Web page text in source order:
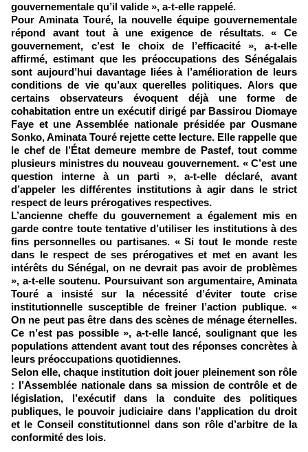
gouvernementale qu’il valide », a-t-elle rappelé.
Pour Aminata Touré, la nouvelle équipe gouvernementale
répond avant tout à une exigence de résultats. « Ce
gouvernement, c’est le choix de l’efficacité », a-t-elle
affirmé, estimant que les préoccupations des Sénégalais
sont aujourd’hui davantage liées à l’amélioration de leurs
conditions de vie qu’aux querelles politiques. Alors que
certains observateurs évoquent déjà une forme de
cohabitation entre un exécutif dirigé par Bassirou Diomaye
Faye et une Assemblée nationale présidée par Ousmane
Sonko, Aminata Touré rejette cette lecture. Elle rappelle que
le chef de l’État demeure membre de Pastef, tout comme
plusieurs ministres du nouveau gouvernement. « C’est une
question interne à un parti », a-t-elle déclaré, avant
d’appeler les différentes institutions à agir dans le strict
respect de leurs prérogatives respectives.
L’ancienne cheffe du gouvernement a également mis en
garde contre toute tentative d’utiliser les institutions à des
fins personnelles ou partisanes. « Si tout le monde reste
dans le respect de ses prérogatives et met en avant les
intérêts du Sénégal, on ne devrait pas avoir de problèmes
», a-t-elle soutenu. Poursuivant son argumentaire, Aminata
Touré a insisté sur la nécessité d’éviter toute crise
institutionnelle susceptible de freiner l’action publique. «
On ne peut pas être dans des scènes de ménage éternelles.
Ce n’est pas possible », a-t-elle lancé, soulignant que les
populations attendent avant tout des réponses concrètes à
leurs préoccupations quotidiennes.
Selon elle, chaque institution doit jouer pleinement son rôle
: l’Assemblée nationale dans sa mission de contrôle et de
législation, l’exécutif dans la conduite des politiques
publiques, le pouvoir judiciaire dans l’application du droit
et le Conseil constitutionnel dans son rôle d’arbitre de la
conformité des lois.